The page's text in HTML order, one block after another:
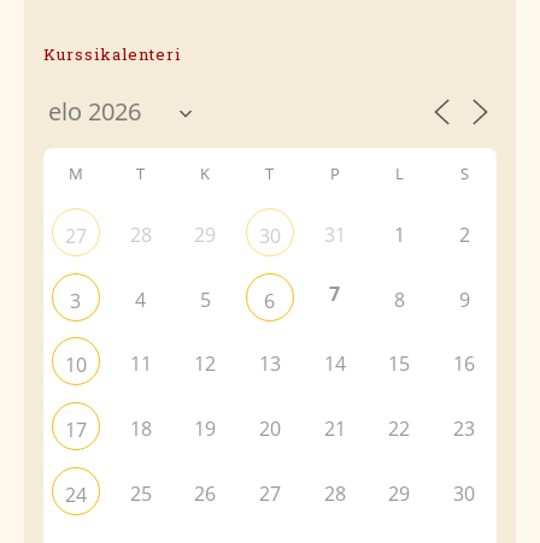
Kurssikalenteri
M T K T P L S
27 28 29 30 31 1 2
3 4 5 6 7 8 9
10 11 12 13 14 15 16
17 18 19 20 21 22 23
24 25 26 27 28 29 30